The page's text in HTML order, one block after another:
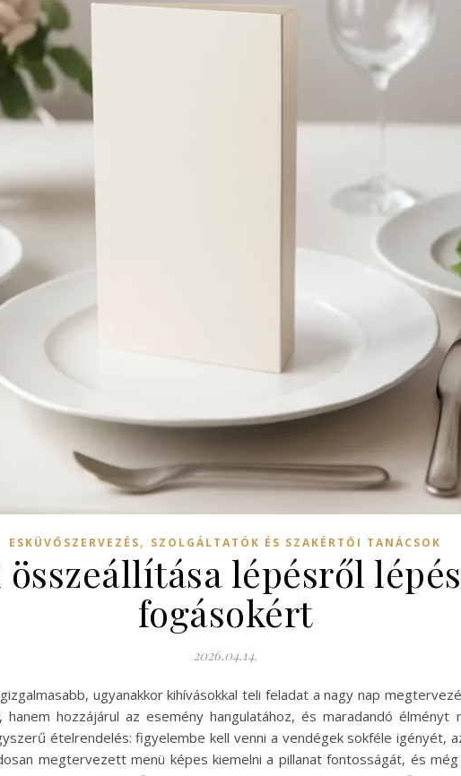
ESKÜVŐSZERVEZÉS, SZOLGÁLTATÓK ÉS SZAKÉRTŐI TANÁCSOK
lépésről
fogásokért
2026.04.14.
ugyanakkor kihívásokkal teli feladat a nagy nap
hozzájárul az esemény hangulatához, és maradandó élményt
ételrendelés: figyelembe kell venni a vendégek sokféle igényét,
megtervezett menü képes kiemelni a pillanat fontosságát, és